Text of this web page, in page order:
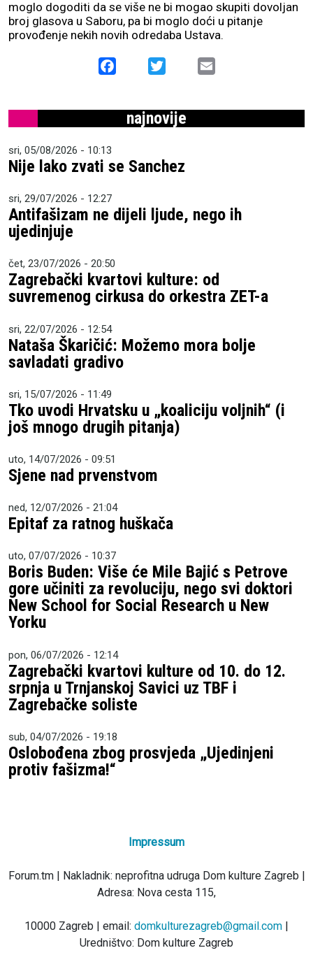
moglo dogoditi da se više ne bi mogao skupiti dovoljan
broj glasova u Saboru, pa bi moglo doći u pitanje
provođenje nekih novih odredaba Ustava.
Facebook
najnovije
sri, 05/08/2026 - 10:13
Nije lako zvati se Sanchez
sri, 29/07/2026 - 12:27
Antifašizam ne dijeli ljude, nego ih
ujedinjuje
čet, 23/07/2026 - 20:50
Zagrebački kvartovi kulture: od
suvremenog cirkusa do orkestra ZET-a
sri, 22/07/2026 - 12:54
Nataša Škaričić: Možemo mora bolje
savladati gradivo
sri, 15/07/2026 - 11:49
Tko uvodi Hrvatsku u „koaliciju voljnih“ (i
još mnogo drugih pitanja)
uto, 14/07/2026 - 09:51
Sjene nad prvenstvom
ned, 12/07/2026 - 21:04
Epitaf za ratnog huškača
uto, 07/07/2026 - 10:37
Boris Buden: Više će Mile Bajić s Petrove
gore učiniti za revoluciju, nego svi doktori
New School for Social Research u New
Yorku
pon, 06/07/2026 - 12:14
Zagrebački kvartovi kulture od 10. do 12.
srpnja u Trnjanskoj Savici uz TBF i
Zagrebačke soliste
sub, 04/07/2026 - 19:18
Oslobođena zbog prosvjeda „Ujedinjeni
protiv fašizma!“
Impressum
Forum.tm | Nakladnik: neprofitna udruga Dom kulture Zagreb |
Adresa: Nova cesta 115,
10000 Zagreb | email: domkulturezagreb@gmail.com |
Uredništvo: Dom kulture Zagreb